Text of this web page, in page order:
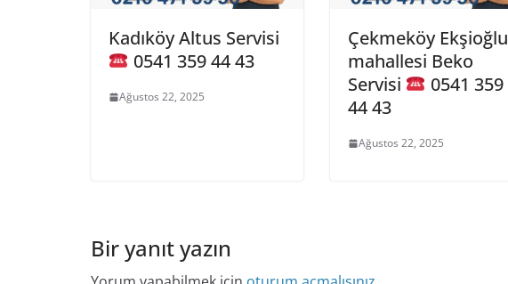
Kadıköy Altus Servisi
0541 359 44 43
Ağustos 22, 2025
Çekmeköy Ekşioğlu
mahallesi Beko
Servisi
0541 359
44 43
Ağustos 22, 2025
Bir yanıt yazın